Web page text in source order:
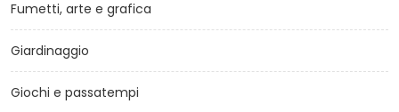
Fumetti, arte e grafica
Giardinaggio
Giochi e passatempi